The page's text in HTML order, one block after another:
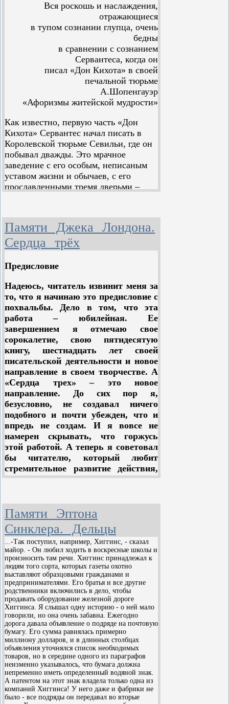
Вся роскошь и наслаждения,
отражающиеся
в тупом сознании глупца, очень
бедны
в сравнении с сознанием
Сервантеса, когда он
писал «Дон Кихота» в своей
печальной тюрьме
А.Шопенгауэр
«Афоризмы житейской мудрости»
Как известно, первую часть «Дон
Кихота» Сервантес начал писать в
Королевской тюрьме Севильи, где он
побывал дважды. Это мрачное
заведение с его особым, неписаным
уставом жизни и обычаев, с его
прославленными тремя дверьми –
их наименованию взятку, можно было
попасть в худшие или лучшие
камеры, с его загонами (ranchos) для
преступников разного сорта, с его
своеобразным арестантско-общинным
бытом и колоритными завсегдатаями,
Сервантес покинул в начале 1603
года, унося с собой рукопись с
несколькими главами романа. Но уже
в 1605 году в мадридских книжных
лавках появился роман озаглавленный
«Хитроумный идальго дон Кихот
Ламанчский» - первая часть
бессмертного творения Сервантеса.
В истории
судьба «Дон
Кихота»
Сервантеса стоит
Среди
переводчиков
знаменитого
романа были
Тик, Жуковский. Перевести его
мечтал Тургенев. Одна из первых
драматических переделок «Дон
Кихота» принадлежала перу
Кальдерона. Тайну притягательности
для человечества сервантовского
образа пытались разгадать Шеллинг и
Гегель, Тургенев и Достоевский,
Генрих Гейне и Томас Манн, Мигель
Унамуно и Ортега-и-Гассет. Герои
многих великих романов, такие, как
Пиквик, Тартарен из Тараскона,
мадам Бовари, Том Сойер, Инсаров,
князь Мышкин, обязаны своим
рождением не только творческой воле
своих создателей, но и цепкой памяти
жанра, сохранившей идеи, мотивы и
приёмы, заложенные впервые
Сервантесом в «Дон Кихоте». Роман
Памяти Джека Лондона.
Сердца трёх
Предисловие
Надеюсь, читатель извинит меня за
то, что я начинаю это предисловие с
похвальбы. Дело в том, что эта
работа – юбилейная. Ее
завершением я отмечаю свое
сорокалетие, свою пятидесятую
книгу, шестнадцать лет своей
писательской деятельности и новое
направление в своем творчестве. А
«Сердца трех» – это новое
направление. До сих пор я,
безусловно, не создавал ничего
подобного и почти убежден, что и
впредь не создам. И я вовсе не
намерен скрывать, что горжусь
этой работой. А теперь я советовал
бы читателю, который любит
стремительное развитие действия,
перескочить через все то
головой в повествование, – пусть он
потом попробует сказать мне, что от
моей книги легко оторваться.
Для любопытствующих разрешу
себе кое-что пояснить. По мере того
как кинематограф становился
наиболее популярной формой
развлечения во всем мире, запас
фабул и интриг, накопленный
мировой беллетристикой, стал
быстро истощаться. Какая-нибудь
одна кинокомпания с помощью двух
десятков режиссеров способна
экранизировать все литературное
наследие Шекспира, Бальзака,
Диккенса, Скотта, Золя, Толстого и
десятков менее плодовитых
Памяти Эптона
Синклера. Дельцы
...-Так поступил, например, Хиггинс, - сказал
майор. - Он любил ходить в воскресные школы и
произносить там речи. Хиггинс принадлежал к
людям того сорта, которых газеты охотно
выставляют образцовыми гражданами и
предпринимателями. Его братья и все другие
родственники включились в дело, чтобы
продавать оборудование железной дороге
Хиггинса. Я слышал одну историю - о ней мало
говорили, но она очень забавна. Ежегодно
дорога давала объявление о подряде на почтовую
бумагу. Его сумма равнялась примерно
миллиону долларов, и в длинных столбцах
объявления уточнялся список необходимых
товаров, но в середине одного из параграфов
неизменно указывалось, что бумага должна
непременно иметь определенный водяной знак.
А патентом на этот знак владела только одна из
компаний Хиггинса! У него даже и фабрики не
было - все подряды он передавал во вторые